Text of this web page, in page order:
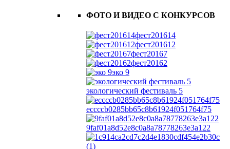
ФОТО И ВИДЕО С КОНКУРСОВ
фест201614
фест201612
фест20167
фест20162
эко 9
экологический фестиваль 5
eccccb0285bb65c8b61924f051764f75
9faf01a8d52e8c0a8a78778263e3a122